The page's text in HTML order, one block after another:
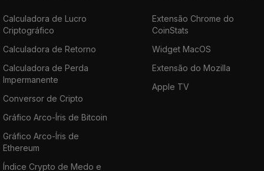
Calculadora de Lucro
Criptográfico
Calculadora de Retorno
Calculadora de Perda
Impermanente
Conversor de Cripto
Gráfico Arco-Íris de Bitcoin
Gráfico Arco-Íris de
Ethereum
Índice Crypto de Medo e
Extensão Chrome do
CoinStats
Widget MacOS
Extensão do Mozilla
Apple TV